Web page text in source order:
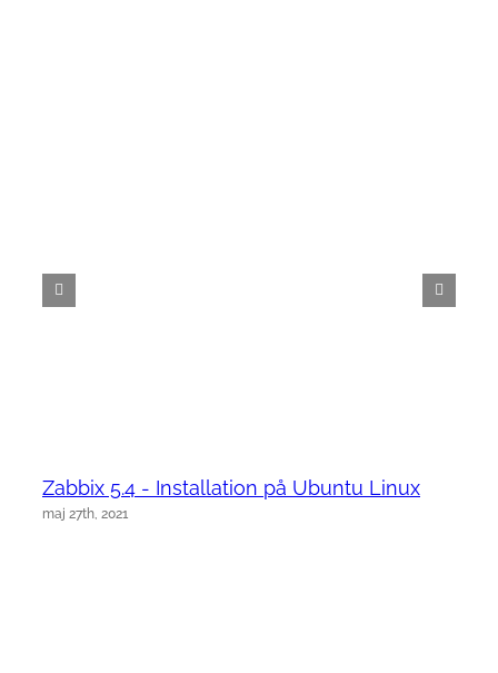
Zabbix 5.4 - Installation på Ubuntu Linux
maj 27th, 2021